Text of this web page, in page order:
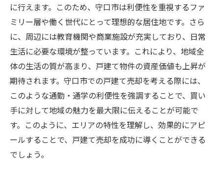
に行えます。このため、守口市は利便性を重視するファ
ミリー層や働く世代にとって理想的な居住地です。さら
に、周辺には教育機関や商業施設が充実しており、日常
生活に必要な環境が整っています。これにより、地域全
体の生活の質が高まり、戸建て物件の資産価値も上昇が
期待されます。守口市での戸建て売却を考える際には、
このような通勤・通学の利便性を強調することで、買い
手に対して地域の魅力を最大限に伝えることが可能で
す。このように、エリアの特性を理解し、効果的にアピ
ールすることで、戸建て売却を成功に導くことができる
でしょう。